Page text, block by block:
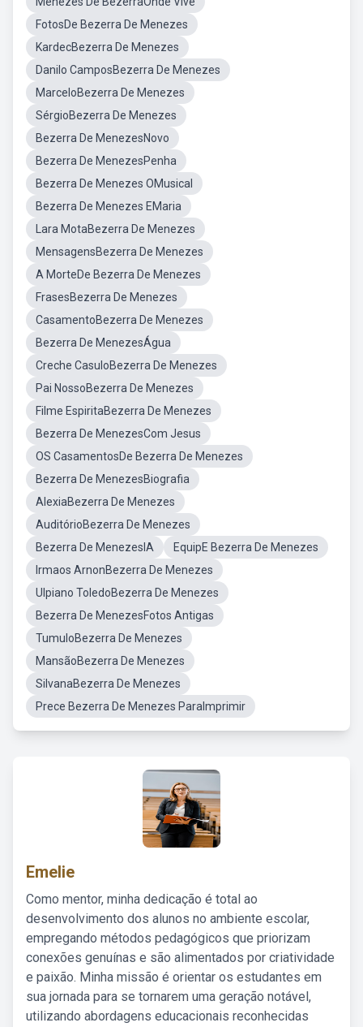
FotosDe Bezerra De Menezes
KardecBezerra De Menezes
Danilo CamposBezerra De Menezes
MarceloBezerra De Menezes
SérgioBezerra De Menezes
Bezerra De MenezesNovo
Bezerra De MenezesPenha
Bezerra De Menezes OMusical
Bezerra De Menezes EMaria
Lara MotaBezerra De Menezes
MensagensBezerra De Menezes
A MorteDe Bezerra De Menezes
FrasesBezerra De Menezes
CasamentoBezerra De Menezes
Bezerra De MenezesÁgua
Creche CasuloBezerra De Menezes
Pai NossoBezerra De Menezes
Filme EspiritaBezerra De Menezes
Bezerra De MenezesCom Jesus
OS CasamentosDe Bezerra De Menezes
Bezerra De MenezesBiografia
AlexiaBezerra De Menezes
AuditórioBezerra De Menezes
Bezerra De MenezesIA
EquipE Bezerra De Menezes
Irmaos ArnonBezerra De Menezes
Ulpiano ToledoBezerra De Menezes
Bezerra De MenezesFotos Antigas
TumuloBezerra De Menezes
MansãoBezerra De Menezes
SilvanaBezerra De Menezes
Prece Bezerra De Menezes ParaImprimir
Emelie
Como mentor, minha dedicação é total ao
desenvolvimento dos alunos no ambiente escolar,
empregando métodos pedagógicos que priorizam
conexões genuínas e são alimentados por criatividade
e paixão. Minha missão é orientar os estudantes em
sua jornada para se tornarem uma geração notável,
utilizando abordagens educacionais reconhecidas